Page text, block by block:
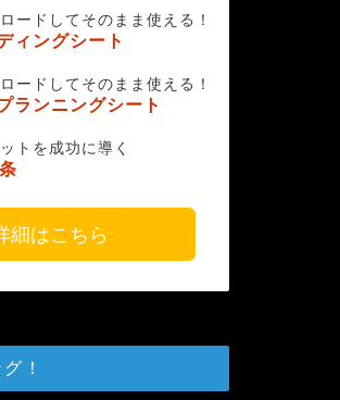
ードしてそのまま使える！
ィングシート
ードしてそのまま使える！
ランニングシート
トを成功に導く
細はこちら
！